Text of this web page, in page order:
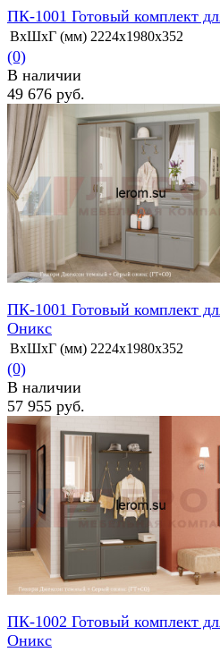
избранное сравнить
ПК-1001 Готовый комплект
ВхШхГ (мм) 2224х1980х352
(0)
В наличии
49 676 руб.
избранное сравнить
ПК-1001 Готовый комплект
Оникс
ВхШхГ (мм) 2224х1980х352
(0)
В наличии
57 955 руб.
ПК-1002 Готовый комплект
Оникс